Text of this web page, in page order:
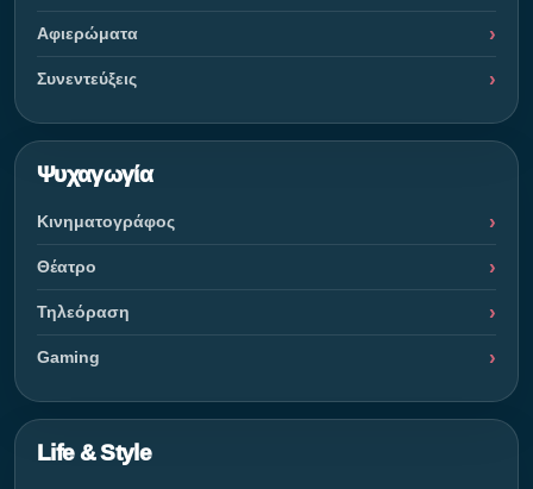
Αφιερώματα
Συνεντεύξεις
Ψυχαγωγία
Κινηματογράφος
Θέατρο
Τηλεόραση
Gaming
Life & Style